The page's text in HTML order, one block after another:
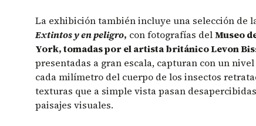
La exhibición también incluye una selección de
Extintos y en peligro, con fotografías delMuseo
York, tomadas por el artista británico Levon
presentadas a gran escala, capturan con un
cada milímetro del cuerpo de los insectos
texturas que a simple vista pasan
paisajes visuales.